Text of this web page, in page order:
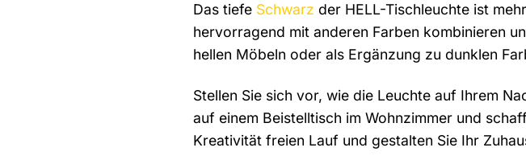
Das tiefe Schwarz der HELL-Tischleuchte ist
hervorragend mit anderen Farben kombinieren
hellen Möbeln oder als Ergänzung zu dunklen
Stellen Sie sich vor, wie die Leuchte auf Ihrem
auf einem Beistelltisch im Wohnzimmer und
Kreativität freien Lauf und gestalten Sie Ihr